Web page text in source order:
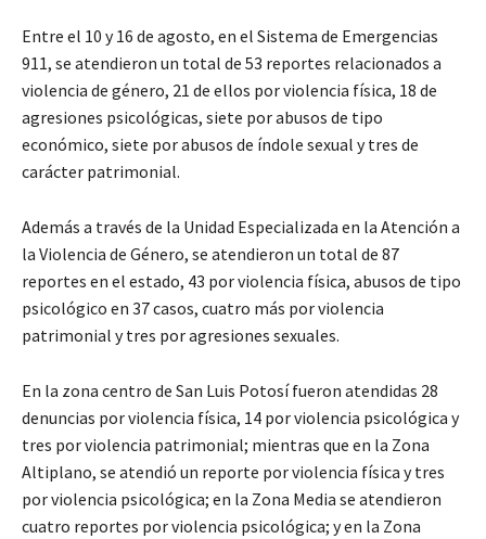
Entre el 10 y 16 de agosto, en el Sistema de Emergencias
911, se atendieron un total de 53 reportes relacionados a
violencia de género, 21 de ellos por violencia física, 18 de
agresiones psicológicas, siete por abusos de tipo
económico, siete por abusos de índole sexual y tres de
carácter patrimonial.
Además a través de la Unidad Especializada en la Atención a
la Violencia de Género, se atendieron un total de 87
reportes en el estado, 43 por violencia física, abusos de tipo
psicológico en 37 casos, cuatro más por violencia
patrimonial y tres por agresiones sexuales.
En la zona centro de San Luis Potosí fueron atendidas 28
denuncias por violencia física, 14 por violencia psicológica y
tres por violencia patrimonial; mientras que en la Zona
Altiplano, se atendió un reporte por violencia física y tres
por violencia psicológica; en la Zona Media se atendieron
cuatro reportes por violencia psicológica; y en la Zona